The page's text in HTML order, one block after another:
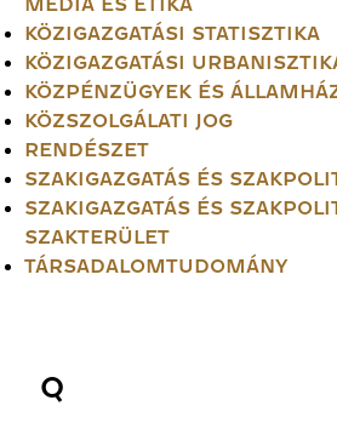
KÖZIGAZGATÁSI STATISZTIKA
KÖZIGAZGATÁSI
KÖZPÉNZÜGYEK ÉS
KÖZSZOLGÁLATI JOG
RENDÉSZET
SZAKIGAZGATÁS ÉS
SZAKIGAZGATÁS ÉS
SZAKTERÜLET
TÁRSADALOMTUDOMÁNY
Q